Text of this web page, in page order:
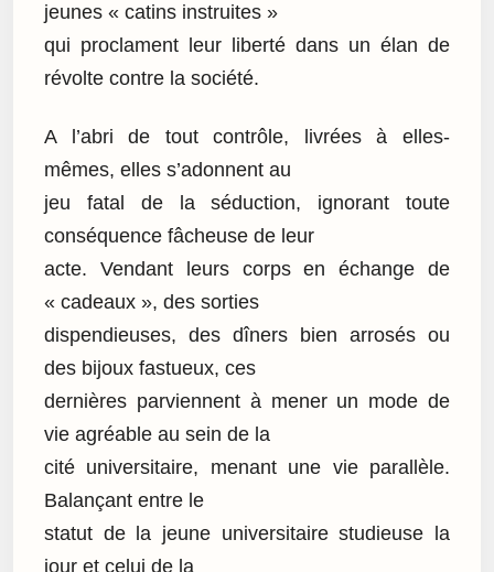
jeunes « catins instruites »
qui proclament leur liberté dans un élan de
révolte contre la société.
A l’abri de tout contrôle, livrées à elles-
mêmes, elles s’adonnent au
jeu fatal de la séduction, ignorant toute
conséquence fâcheuse de leur
acte. Vendant leurs corps en échange de
« cadeaux », des sorties
dispendieuses, des dîners bien arrosés ou
des bijoux fastueux, ces
dernières parviennent à mener un mode de
vie agréable au sein de la
cité universitaire, menant une vie parallèle.
Balançant entre le
statut de la jeune universitaire studieuse la
jour et celui de la